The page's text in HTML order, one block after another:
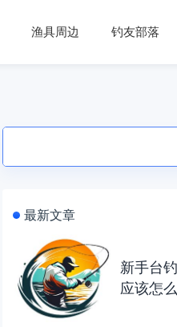
渔具周边 钓友部落
最新文章
新手台
应该怎